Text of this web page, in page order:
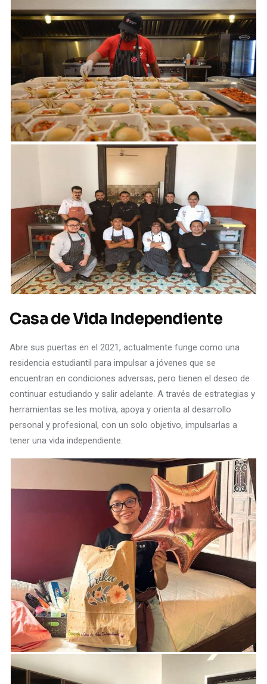
Casa de Vida Independiente
Abre sus puertas en el 2021, actualmente funge como una
residencia estudiantil para impulsar a jóvenes que se
encuentran en condiciones adversas, pero tienen el deseo de
continuar estudiando y salir adelante. A través de estrategias y
herramientas se les motiva, apoya y orienta al desarrollo
personal y profesional, con un solo objetivo, impulsarlas a
tener una vida independiente.